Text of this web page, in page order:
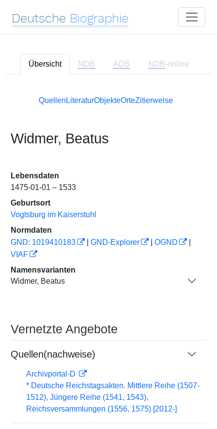
Deutsche Biographie
Übersicht NDB ADB NDB-online
Quellen LiteraturObjekteOrteZitierweise
Widmer, Beatus
Lebensdaten
1475-01-01 – 1533
Geburtsort
Vogtsburg im Kaiserstuhl
Normdaten
GND: 1019410183
GND-Explorer OGND
VIAF
Namensvarianten
Widmer, Beatus
Vernetzte Angebote
Quellen(nachweise)
Archivportal-D
* Deutsche Reichstagsakten. Mittlere Reihe (1507-
1512), Jüngere Reihe (1541, 1543),
Reichsversammlungen (1556, 1575) [2012-]